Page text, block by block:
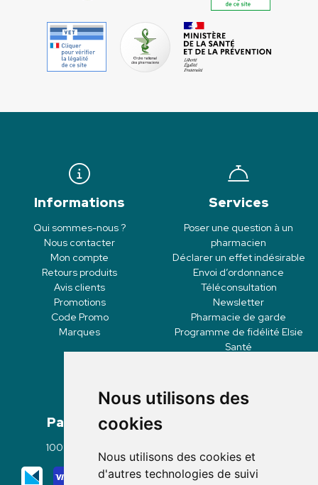
Nous utilisons des
cookies
Nous utilisons des cookies et
d'autres technologies de suivi
Informations
Qui sommes-nous ?
Nous contacter
Mon compte
Retours produits
Avis clients
Promotions
Code Promo
Marques
Services
Poser une question à un
pharmacien
Déclarer un effet indésirable
Envoi d’ordonnance
Téléconsultation
Newsletter
Pharmacie de garde
Programme de fidélité Elsie
Santé
Paiement
100% sécurisé
Mode de livraison